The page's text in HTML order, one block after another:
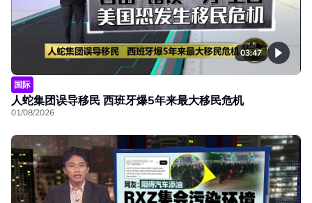
03:47
国际
人蛇集团误导移民 西班牙爆5年来最大移民危机
01/08/2026